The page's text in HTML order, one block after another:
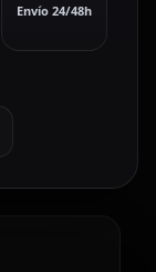
Envío 24/48h